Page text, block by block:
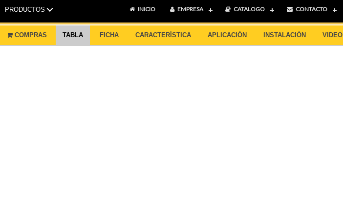
PRODUCTOS INICIO EMPRESA CATALOGO CONTACTO
COMPRAS TABLA FICHA CARACTERÍSTICA APLICACIÓN INSTALACIÓN VIDEO